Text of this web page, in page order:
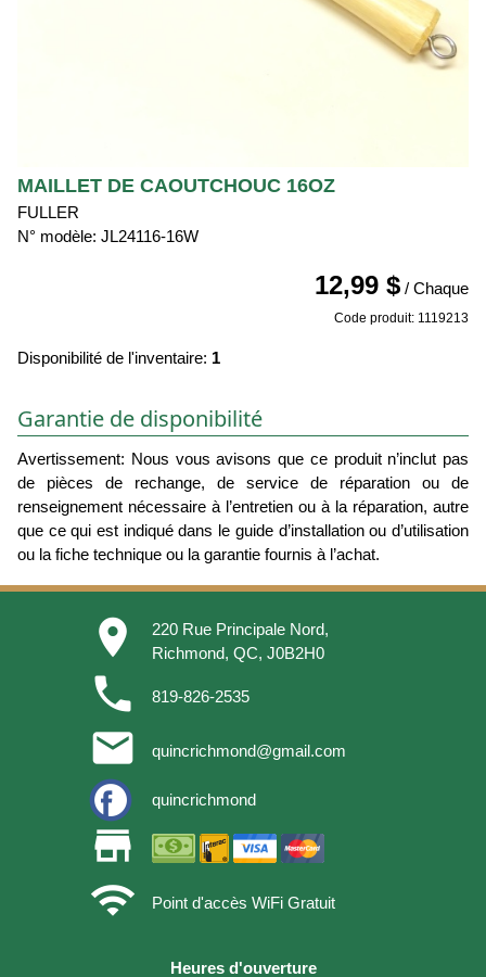
MAILLET DE CAOUTCHOUC 16OZ
FULLER
N° modèle: JL24116-16W
12,99 $ / Chaque
Code produit: 1119213
Disponibilité de l'inventaire: 1
Garantie de disponibilité
Avertissement: Nous vous avisons que ce produit n’inclut pas
de pièces de rechange, de service de réparation ou de
renseignement nécessaire à l’entretien ou à la réparation, autre
que ce qui est indiqué dans le guide d’installation ou d’utilisation
ou la fiche technique ou la garantie fournis à l’achat.
place
220 Rue Principale Nord,
Richmond, QC, J0B2H0
phone 819-826-2535
email quincrichmond@gmail.com
quincrichmond
store
wifi
Point d'accès WiFi Gratuit
Heures d'ouverture